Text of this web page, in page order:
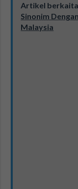
Artikel
Sinonim
Malaysia